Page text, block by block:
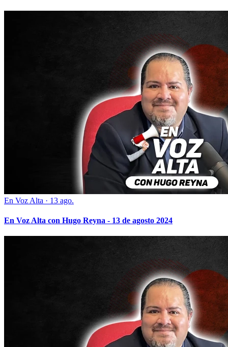
En Voz Alta · 13 ago.
En Voz Alta con Hugo Reyna - 13 de agosto 2024